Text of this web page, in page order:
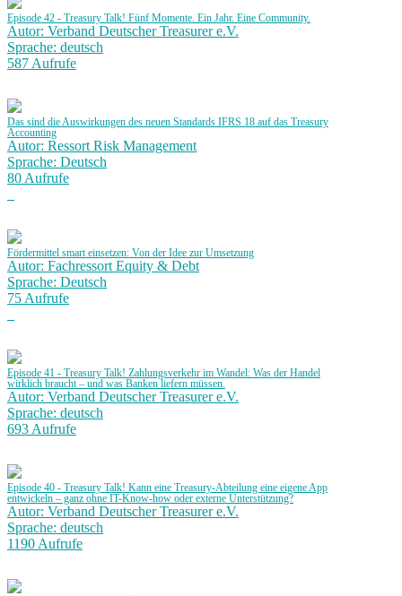
Episode 42 - Treasury Talk! Fünf Momente. Ein Jahr. Eine Community.
Autor: Verband Deutscher Treasurer e.V.
Sprache: deutsch
587 Aufrufe
Das sind die Auswirkungen des neuen Standards IFRS 18 auf das Treasury
Accounting
Autor: Ressort Risk Management
Sprache: Deutsch
80 Aufrufe
Fördermittel smart einsetzen: Von der Idee zur Umsetzung
Autor: Fachressort Equity & Debt
Sprache: Deutsch
75 Aufrufe
Episode 41 - Treasury Talk! Zahlungsverkehr im Wandel: Was der Handel
wirklich braucht – und was Banken liefern müssen.
Autor: Verband Deutscher Treasurer e.V.
Sprache: deutsch
693 Aufrufe
Episode 40 - Treasury Talk! Kann eine Treasury-Abteilung eine eigene App
entwickeln – ganz ohne IT-Know-how oder externe Unterstützung?
Autor: Verband Deutscher Treasurer e.V.
Sprache: deutsch
1190 Aufrufe